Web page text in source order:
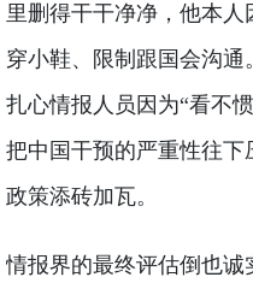
里删得干干净净，他本
穿小鞋、限制跟国会沟通
扎心情报人员因为“看不
把中国干预的严重性往
政策添砖加瓦。
情报界的最终评估倒也